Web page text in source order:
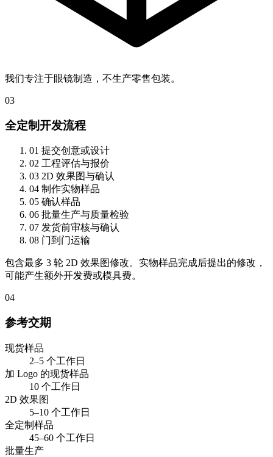
我们专注于眼镜制造，不生产零售包装。
03
全定制开发流程
01 提交创意或设计
02 工程评估与报价
03 2D 效果图与确认
04 制作实物样品
05 确认样品
06 批量生产与质量检验
07 发货前审核与确认
08 门到门运输
包含最多 3 轮 2D 效果图修改。实物样品完成后提出的修改，
可能产生额外开发费或模具费。
04
参考交期
现货样品
2–5 个工作日
加 Logo 的现货样品
10 个工作日
2D 效果图
5–10 个工作日
全定制样品
45–60 个工作日
批量生产